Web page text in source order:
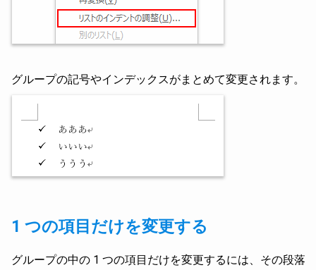
グループの記号やインデックスがまとめて変更されます。
1 つの項目だけを変更する
グループの中の 1 つの項目だけを変更するには、その段落